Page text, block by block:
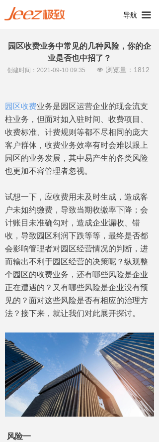
导航 끀
园区收费业务中常见的几种风险，你的企
业是否也中招了？
园区收费业务是园区运营企业的现金流支
柱业务，但面对如入驻时间、收费项目、
收费标准、计费规则等都不尽相同的庞大
客户群体，收费业务效率有时会难以跟上
园区的业务发展，其中易产生的各类风险
也更加不容管理者忽视。
试想一下，应收费用未及时生成，造成客
户未如约缴费，导致当期收缴率下降；会
计账目未准确勾对，造成企业漏收、错
收，导致园区利润下跌等等，最终是否都
会影响管理者对园区经营情况的判断，进
而输出不利于园区经营的决策呢？纵观整
个园区的收费业务，还有哪些风险是企业
正在遭遇的？又有哪些风险是企业没有预
见的？面对这些风险是否有相应的治理方
法？接下来，就让我们对此展开探讨。
风险一
创建时间： 2021-09-10 09:35 넶 浏览量： 1812